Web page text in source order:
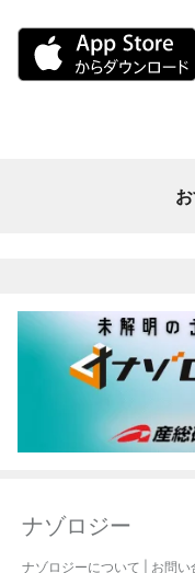
ナゾロジー
ナゾロジーについて お問い